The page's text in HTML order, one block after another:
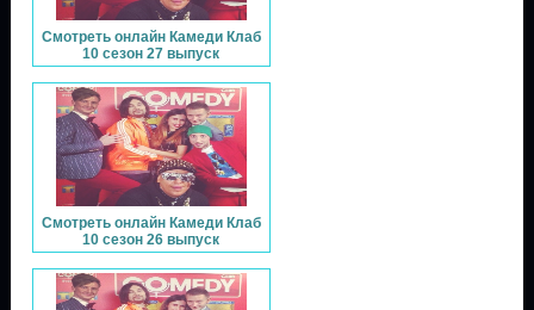
Смотреть онлайн Камеди Клаб
10 сезон 27 выпуск
Смотреть онлайн Камеди Клаб
10 сезон 26 выпуск